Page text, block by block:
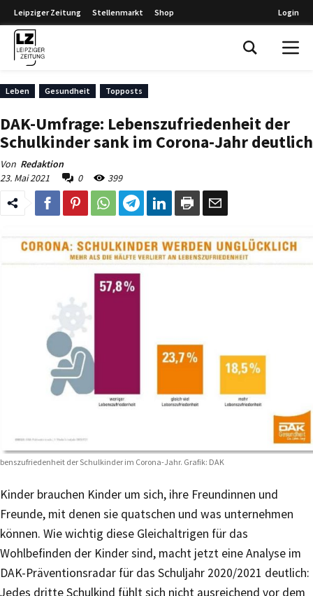
Leipziger Zeitung Stellenmarkt Shop Login
Leben Gesundheit Topposts
DAK-Umfrage: Lebenszufriedenheit der
Schulkinder sank im Corona-Jahr deutlich
Von Redaktion
23. Mai 2021
0 399
der Schulkinder im Corona-Jahr. Grafik: DAK
Kinder brauchen Kinder um sich, ihre Freundinnen und
Freunde, mit denen sie quatschen und was unternehmen
können. Wie wichtig diese Gleichaltrigen für das
Wohlbefinden der Kinder sind, macht jetzt eine Analyse im
DAK-Präventionsradar für das Schuljahr 2020/2021 deutlich:
Jedes dritte Schulkind fühlt sich nicht ausreichend vor dem